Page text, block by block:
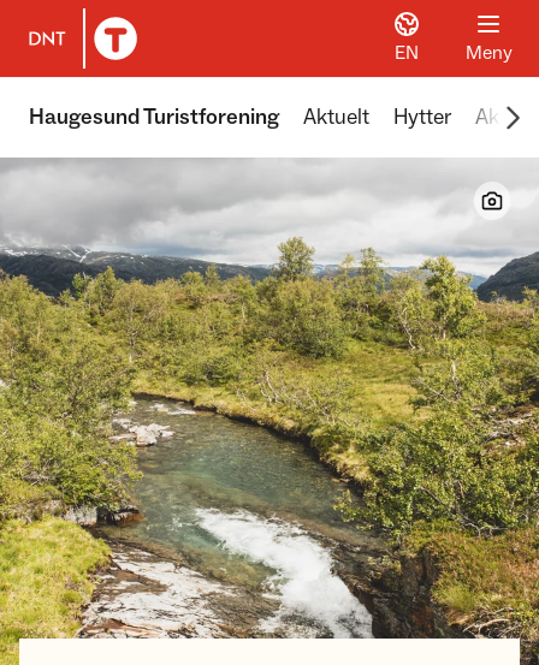
Til DNT.no forside
EN Meny
Haugesund Turistforening Aktuelt Hytter